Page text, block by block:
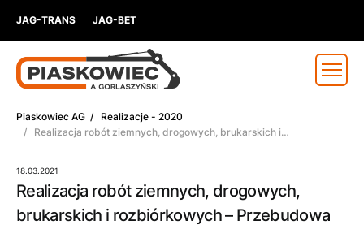
JAG-TRANS JAG-BET
Piaskowiec AG / Realizacje - 2020
/ Realizacja robót ziemnych, drogowych, brukarskich i
18.03.2021
Realizacja robót ziemnych, drogowych,
brukarskich i rozbiórkowych – Przebudowa